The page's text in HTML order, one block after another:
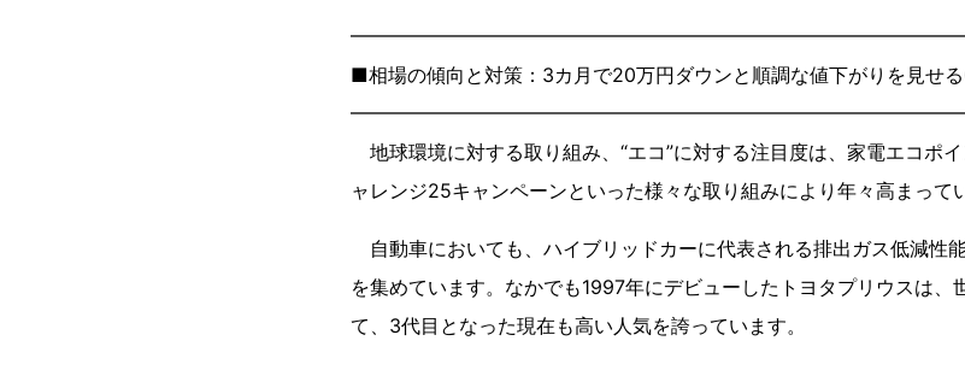
■相場の傾向と対策：3カ月で20万円ダウンと順調な値下がりを見せ
地球環境に対する取り組み、“エコ”に対する注目度は、家電エコポ
ャレンジ25キャンペーンといった様々な取り組みにより年々高まって
自動車においても、ハイブリッドカーに代表される排出ガス低減性
を集めています。なかでも1997年にデビューしたトヨタプリウスは、
て、3代目となった現在も高い人気を誇っています。